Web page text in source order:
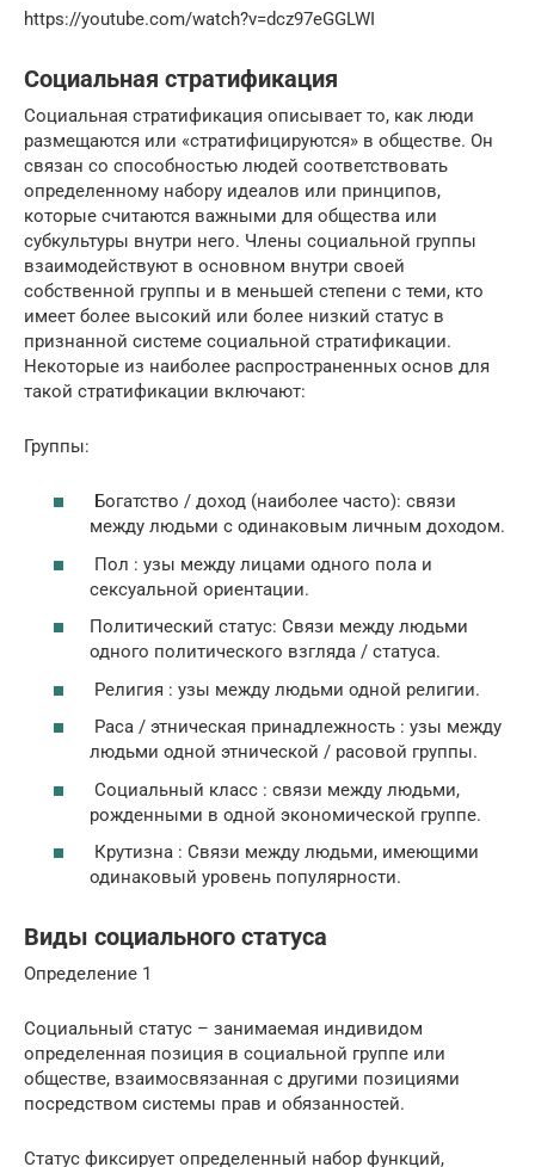
https://youtube.com/watch?v=dcz97eGGLWI
Социальная стратификация
Социальная стратификация описывает то, как люди
размещаются или «стратифицируются» в обществе. Он
связан со способностью людей соответствовать
определенному набору идеалов или принципов,
которые считаются важными для общества или
субкультуры внутри него. Члены социальной группы
взаимодействуют в основном внутри своей
собственной группы и в меньшей степени с теми, кто
имеет более высокий или более низкий статус в
признанной системе социальной стратификации.
Некоторые из наиболее распространенных основ для
такой стратификации включают:
Группы:
Богатство / доход (наиболее часто): связи
между людьми с одинаковым личным доходом.
Пол : узы между лицами одного пола и
сексуальной ориентации.
Политический статус: Связи между людьми
одного политического взгляда / статуса.
Религия : узы между людьми одной религии.
Раса / этническая принадлежность : узы между
людьми одной этнической / расовой группы.
Социальный класс : связи между людьми,
рожденными в одной экономической группе.
Крутизна : Связи между людьми, имеющими
одинаковый уровень популярности.
Виды социального статуса
Определение 1
Социальный статус – занимаемая индивидом
определенная позиция в социальной группе или
обществе, взаимосвязанная с другими позициями
посредством системы прав и обязанностей.
Статус фиксирует определенный набор функций,